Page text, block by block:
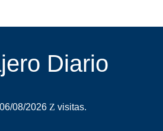
Diario
08/2026 visitas.